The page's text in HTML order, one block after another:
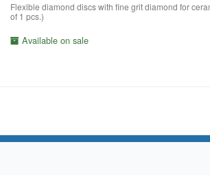
Flexible diamond discs with fine grit diamond for
of 1 pcs.)
Available on sale